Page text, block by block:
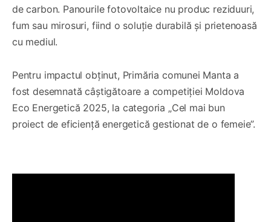
de carbon. Panourile fotovoltaice nu produc reziduuri,
fum sau mirosuri, fiind o soluție durabilă și prietenoasă
cu mediul.
Pentru impactul obținut, Primăria comunei Manta a
fost desemnată câștigătoare a competiției Moldova
Eco Energetică 2025, la categoria „Cel mai bun
proiect de eficiență energetică gestionat de o femeie”.